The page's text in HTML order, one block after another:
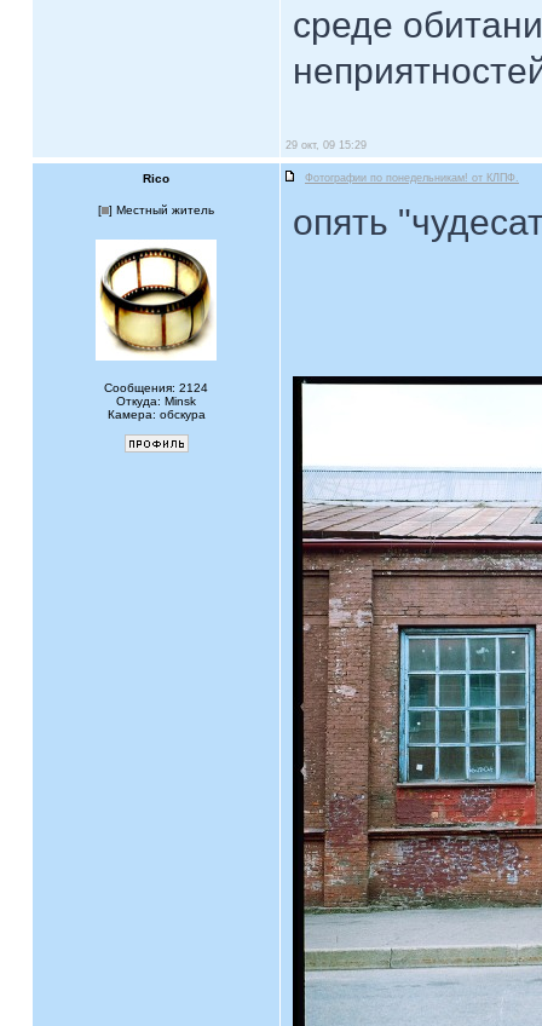
среде
29 окт, 09 15:29
Rico Фотографии по понедельникам! от КЛПФ.
[ ] Местный житель
Сообщения: 2124
Откуда: Minsk
Камера: обскура
опять